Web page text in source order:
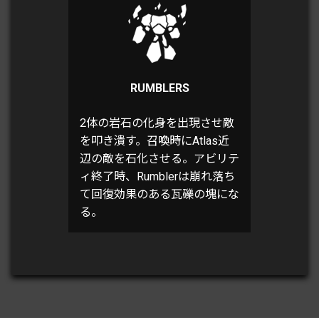
RUMBLERS
2体の岩石の化身を出現させ敵
を叩き潰す。召喚時にAtlas近
辺の敵を石化させる。アビリテ
ィ終了時、Rumblerは崩れ落ち
て回復効果のある瓦礫の塊にな
る。